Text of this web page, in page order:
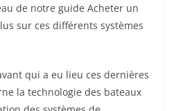
de notre guide Acheter un
sur ces différents systèmes
qui a eu lieu ces dernières
la technologie des bateaux